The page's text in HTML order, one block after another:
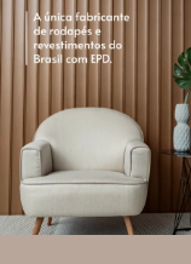
Você sabe o que é
A Declaração Ambiental
(Environmental Product
um documento
Jul 21
35 1